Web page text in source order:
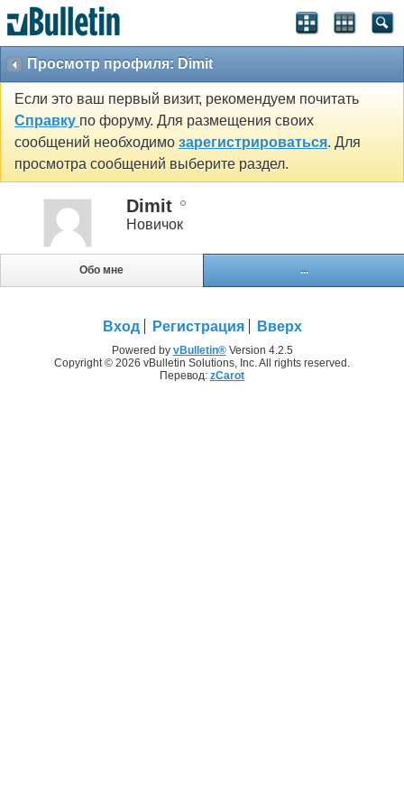
Просмотр профиля: Dimit
Если это ваш первый визит, рекомендуем почитать
Справку по форуму. Для размещения своих
сообщений необходимо зарегистрироваться. Для
просмотра сообщений выберите раздел.
Dimit
Новичок
Обо мне ...
Вход Регистрация Вверх
Powered by vBulletin®Version 4.2.5
Copyright © 2026 vBulletin Solutions, Inc. All rights reserved.
Перевод: zCarot